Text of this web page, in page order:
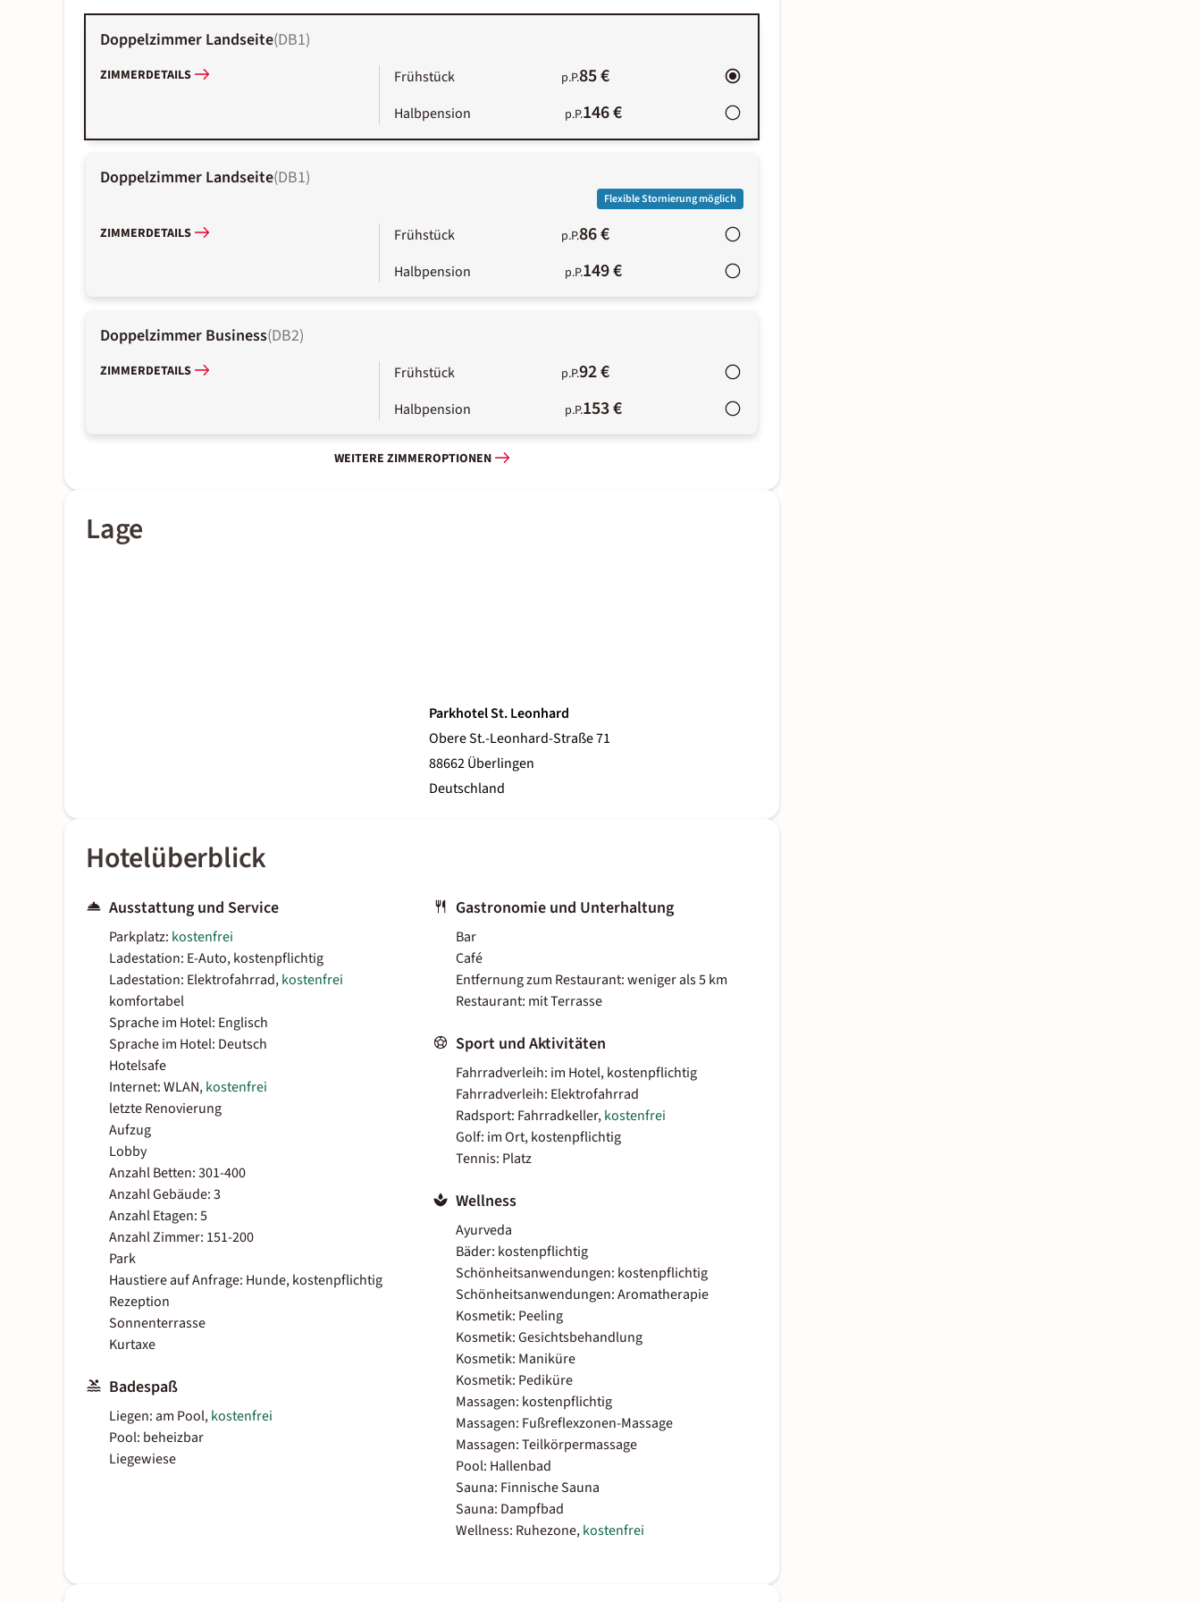
Doppelzimmer Landseite(DB1)
ZIMMERDETAILS Frühstück p.P.85 €
Halbpension p.P.146 €
Doppelzimmer Landseite(DB1)
Flexible Stornierung möglich
ZIMMERDETAILS Frühstück p.P.86 €
Halbpension p.P.149 €
Doppelzimmer Business(DB2)
ZIMMERDETAILS Frühstück p.P.92 €
Halbpension p.P.153 €
WEITERE ZIMMEROPTIONEN
Lage
Parkhotel St. Leonhard
Obere St.-Leonhard-Straße 71
88662 Überlingen
Deutschland
Hotelüberblick
Ausstattung und Service
Parkplatz: kostenfrei
Ladestation: E-Auto, kostenpflichtig
Ladestation: Elektrofahrrad,kostenfrei
komfortabel
Sprache im Hotel: Englisch
Sprache im Hotel: Deutsch
Hotelsafe
Internet: WLAN,kostenfrei
letzte Renovierung
Aufzug
Lobby
Anzahl Betten: 301-400
Anzahl Gebäude: 3
Anzahl Etagen: 5
Anzahl Zimmer: 151-200
Park
Haustiere auf Anfrage: Hunde, kostenpflichtig
Rezeption
Sonnenterrasse
Kurtaxe
Badespaß
Liegen: am Pool,kostenfrei
Pool: beheizbar
Liegewiese
Gastronomie und Unterhaltung
Bar
Café
Entfernung zum Restaurant: weniger als 5 km
Restaurant: mit Terrasse
Sport und Aktivitäten
Fahrradverleih: im Hotel, kostenpflichtig
Fahrradverleih: Elektrofahrrad
Radsport: Fahrradkeller,kostenfrei
Golf: im Ort, kostenpflichtig
Tennis: Platz
Wellness
Ayurveda
Bäder: kostenpflichtig
Schönheitsanwendungen: kostenpflichtig
Schönheitsanwendungen: Aromatherapie
Kosmetik: Peeling
Kosmetik: Gesichtsbehandlung
Kosmetik: Maniküre
Kosmetik: Pediküre
Massagen: kostenpflichtig
Massagen: Fußreflexzonen-Massage
Massagen: Teilkörpermassage
Pool: Hallenbad
Sauna: Finnische Sauna
Sauna: Dampfbad
Wellness: Ruhezone,kostenfrei